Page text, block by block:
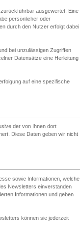
ausgewertet. Eine
persönlicher oder
durch den Nutzer erfolgt dabei
bei unzulässigen Zugriffen
Datensätze eine Herleitung
auf eine spezifische
der von Ihnen dort
Diese Daten geben wir nicht
sowie Informationen, welche
Newsletters einverstanden
Informationen und geben
können sie jederzeit